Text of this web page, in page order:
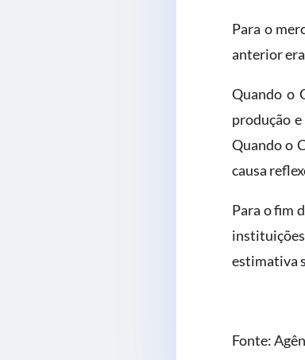
Para o
anterior era
Quando o
produção
Quando o
causa
Para o fim
estimativa
Fonte: